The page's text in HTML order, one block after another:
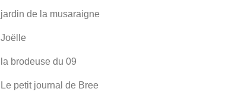
jardin de la musaraigne
Joëlle
la brodeuse du 09
Le petit journal de Bree